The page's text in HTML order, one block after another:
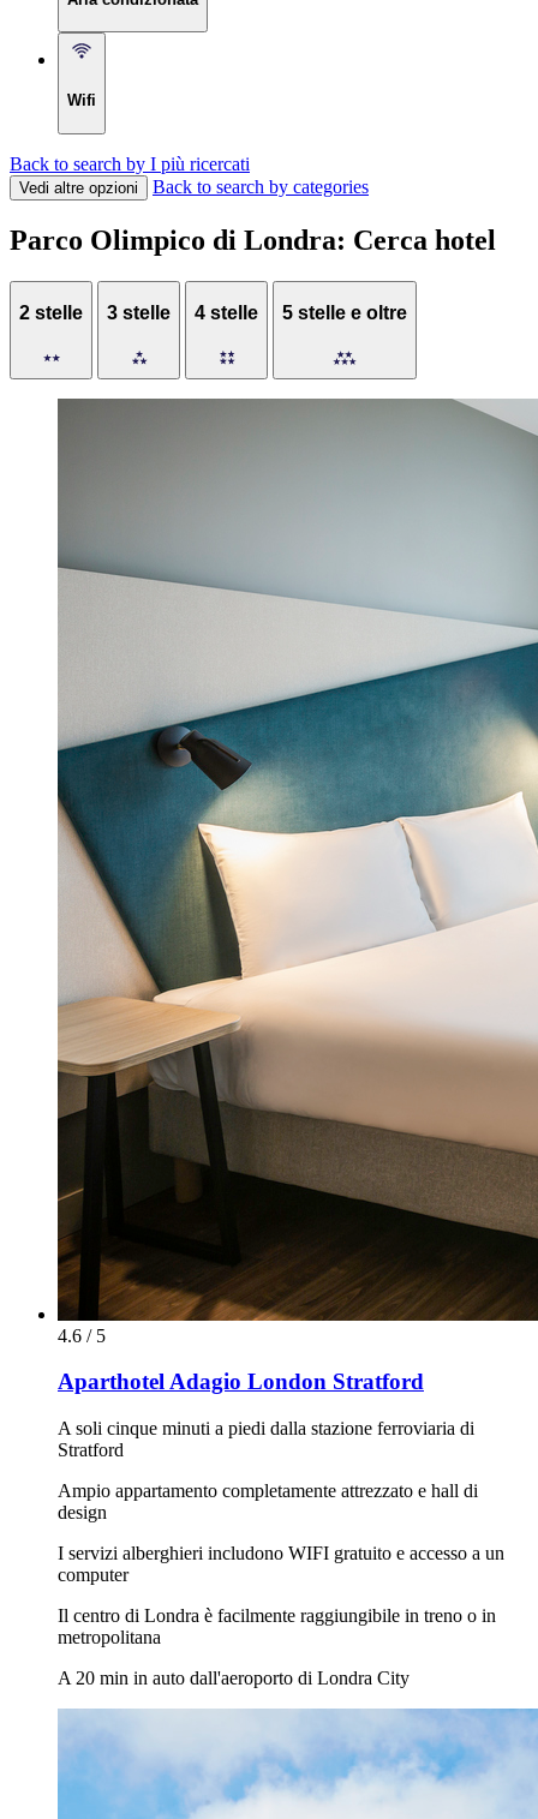
Wifi
Back to search by I più ricercati
Vedi altre opzioni Back to search by categories
Parco Olimpico di Londra: Cerca hotel
2 stelle 3 stelle 4 stelle 5 stelle e oltre
4.6 / 5
Aparthotel Adagio London Stratford
A soli cinque minuti a piedi dalla stazione ferroviaria di
Stratford
Ampio appartamento completamente attrezzato e hall di
design
I servizi alberghieri includono WIFI gratuito e accesso a un
computer
Il centro di Londra è facilmente raggiungibile in treno o in
metropolitana
A 20 min in auto dall'aeroporto di Londra City